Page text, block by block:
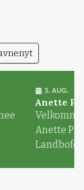
3. AUG.
Anette
Anette